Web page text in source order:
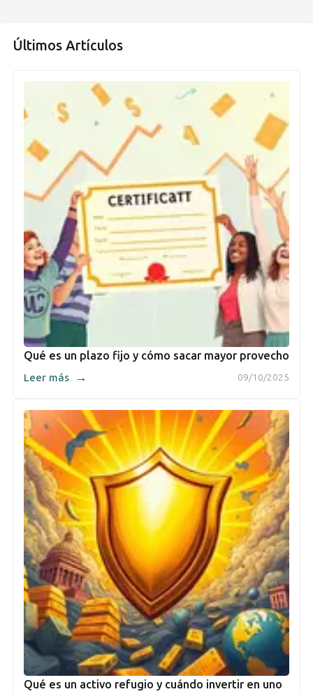
Últimos Artículos
Qué es un plazo fijo y cómo sacar mayor provecho
09/10/2025
Leer más →
Qué es un activo refugio y cuándo invertir en uno